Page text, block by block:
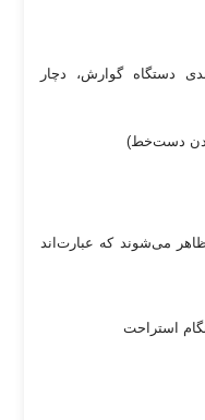
دستگاه گوارش، دچار
شدن دست‌خط)
می‌شوند که عبارت‌اند
استراحت